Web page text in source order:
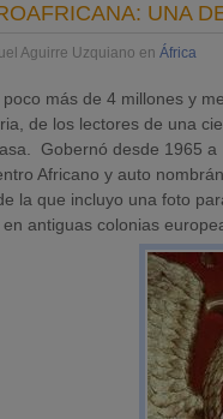
UNA
Aguirre Uzquiano en África
más de 4 millones y
de los lectores de una
Gobernó desde 1965
Africano y auto
la que incluyo una foto
antiguas colonias